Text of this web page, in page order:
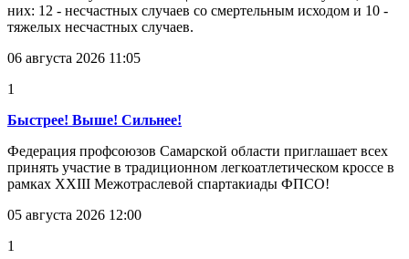
них: 12 - несчастных случаев со смертельным исходом и 10 -
тяжелых несчастных случаев.
06 августа 2026 11:05
1
Быстрее! Выше! Сильнее!
Федерация профсоюзов Самарской области приглашает всех
принять участие в традиционном легкоатлетическом кроссе в
рамках XXIII Межотраслевой спартакиады ФПСО!
05 августа 2026 12:00
1